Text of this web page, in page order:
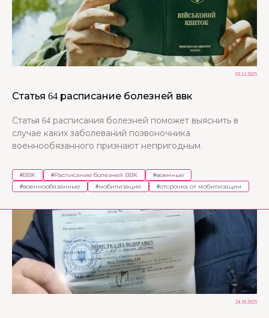
03.11.2025
Статья 64 расписание болезней ввк
Статья 64 расписания болезней поможет выяснить в
случае каких заболеваний позвоночника
военнообязанного признают непригодным.
#ВВК #Расписание болезней ВВК #военные
#военнообязанные #мобилизация #отсрочка от мобилизации
24.10.2025